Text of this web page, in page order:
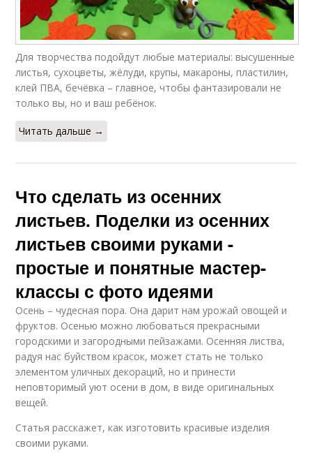
Для творчества подойдут любые материалы: высушенные
листья, сухоцветы, жёлуди, крупы, макароны, пластилин,
клей ПВА, бечёвка – главное, чтобы фантазировали не
только вы, но и ваш ребёнок.
Читать дальше →
Что сделать из осенних
листьев. Поделки из осенних
листьев своими руками -
простые и понятные мастер-
классы с фото идеями
Осень – чудесная пора. Она дарит нам урожай овощей и
фруктов. Осенью можно любоваться прекрасными
городскими и загородными пейзажами. Осенняя листва,
радуя нас буйством красок, может стать не только
элементом уличных декораций, но и принести
неповторимый уют осени в дом, в виде оригинальных
вещей.
Статья расскажет, как изготовить красивые изделия
своими руками.